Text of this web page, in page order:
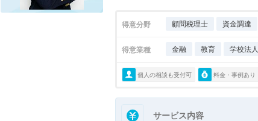
得意分野 顧問税理士 資金調達
得意業種 金融 教育 学校法人
個人の相談も受付可 料金・事例あり
サービス内容